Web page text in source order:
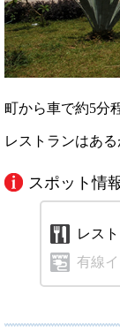
町から車で約5分
レストランはある
スポット情
レス
有線